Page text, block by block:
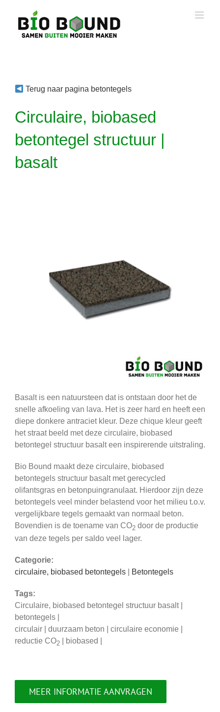
inhoud
Terug naar pagina betontegels
Circulaire, biobased
betontegel structuur |
basalt
Basalt is een natuursteen dat is ontstaan door het de
snelle afkoeling van lava. Het is zeer hard en heeft een
diepe donkere antraciet kleur. Deze chique kleur geeft
het straat beeld met deze circulaire, biobased
betontegel structuur basalt een inspirerende uitstraling.
Bio Bound maakt deze circulaire, biobased
betontegels structuur basalt met gerecycled
olifantsgras en betonpuingranulaat. Hierdoor zijn deze
betontegels veel minder belastend voor het milieu t.o.v.
vergelijkbare tegels gemaakt van normaal beton.
Bovendien is de toename van CO2 door de productie
van deze tegels per saldo veel lager.
Categorie:
circulaire, biobased betontegels
Betontegels
Tags:
Circulaire, biobased betontegel structuur basalt |
betontegels |
circulair | duurzaam beton | circulaire economie |
reductie CO2 | biobased |
MEER INFORMATIE AANVRAGEN